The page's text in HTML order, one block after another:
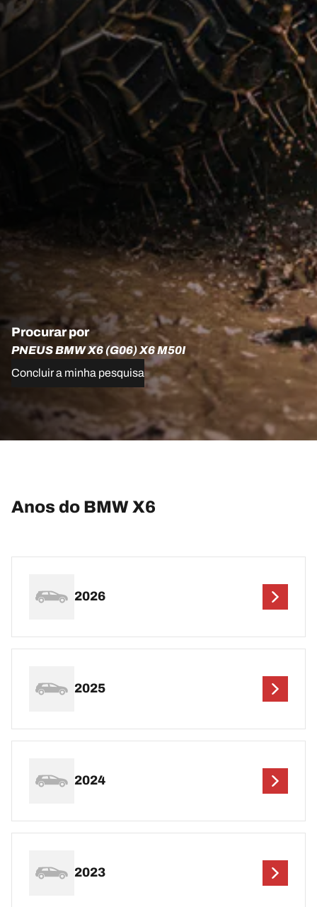
Procurar por
PNEUS BMW X6 (G06) X6 M50I
Concluir a minha pesquisa
Anos do BMW X6
2026
2025
2024
2023